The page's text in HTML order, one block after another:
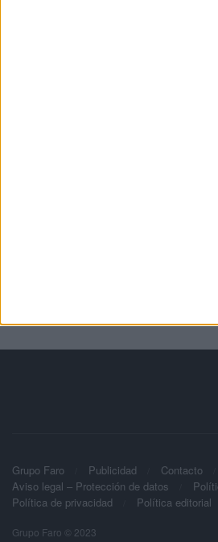
Grupo Faro Publicidad
Contacto
Aviso legal – Protección de datos
Política de privacidad
Política editorial
Grupo Faro © 2023